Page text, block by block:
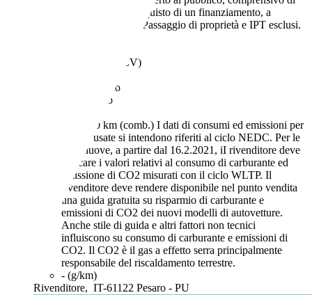
IVA, non vincolato all’acquisto di un finanziamento, a
permuta o rottamazione. Passaggio di proprietà e IPT esclusi.
110 kW (150 CV)
1 proprietario
Automatico
5,3 l/100 km (comb.) I dati di consumi ed emissioni per
le auto usate si intendono riferiti al ciclo NEDC. Per le
auto nuove, a partire dal 16.2.2021, iI rivenditore deve
indicare i valori relativi al consumo di carburante ed
emissione di CO2 misurati con il ciclo WLTP. Il
rivenditore deve rendere disponibile nel punto vendita
una guida gratuita su risparmio di carburante e
emissioni di CO2 dei nuovi modelli di autovetture.
Anche stile di guida e altri fattori non tecnici
influiscono su consumo di carburante e emissioni di
CO2. Il CO2 è il gas a effetto serra principalmente
responsabile del riscaldamento terrestre.
- (g/km)
Rivenditore, IT-61122 Pesaro - PU